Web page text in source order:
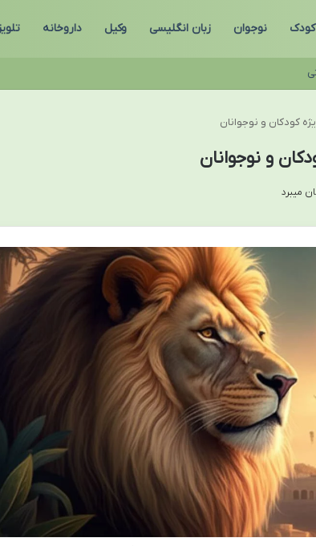
کودک نوجوان زبان انگلیسی وکیل داروخانه
کودکان و نوجوانان
و نوجوانان